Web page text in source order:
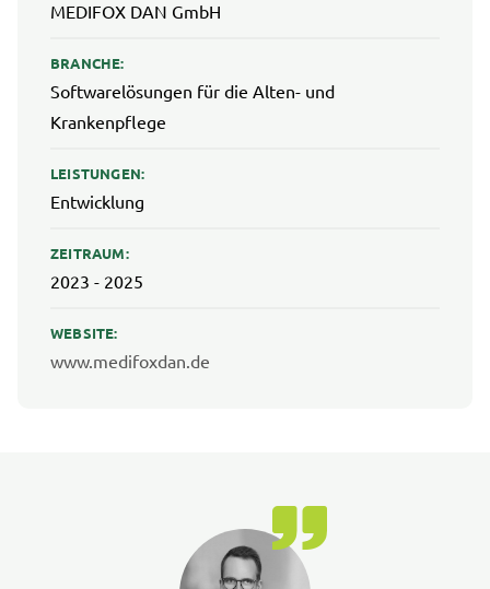
MEDIFOX DAN GmbH
BRANCHE:
Softwarelösungen für die Alten- und
Krankenpflege
LEISTUNGEN:
Entwicklung
ZEITRAUM:
2023 - 2025
WEBSITE:
www.medifoxdan.de